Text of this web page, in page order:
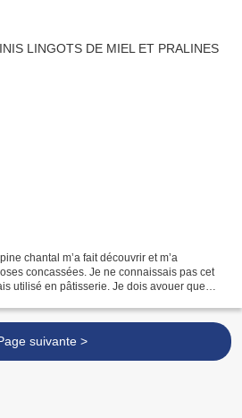
chantal m’a fait découvrir et m’a
concassées. Je ne connaissais pas cet
utilisé en pâtisserie. Je dois avouer que
suivante >